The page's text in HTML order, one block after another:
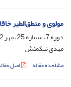
مولوی و منطق‌الطیر
دوره 7، شماره 25، مهر 1392، صفحه
مهدی نیکمنش
مشاهده مقاله اصل